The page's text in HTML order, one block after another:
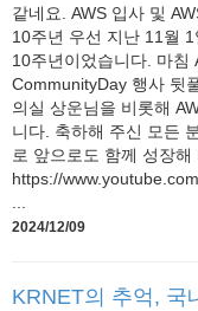
같네요. AWS 입사 및
10주년 우선 지난 11월
10주년이었습니다. 마침
CommunityDay 행사 뒷
의실 상운님을 비롯해
니다. 축하해 주신 모든
로 앞으로도 함께 성장해
https://
2024/12/09
KRNET의 추억, 국